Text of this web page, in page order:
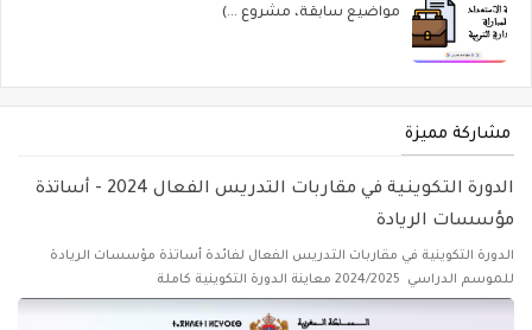
مواضيع سابقة، مشروع ...)
مشاركة مميزة
الدورة التكوينية في مقاربات التدريس الفعال 2024 - أساتذة
مؤسسات الريادة
الدورة التكوينية في مقاربات التدريس الفعال لفائدة أساتذة مؤسسات الريادة
للموسم الدراسي 2024/2025 معاينة الدورة التكوينية كاملة